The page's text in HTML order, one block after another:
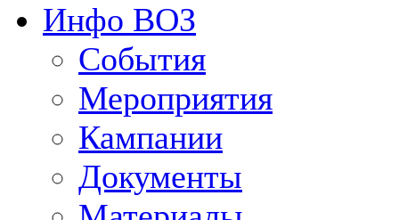
Инфо ВОЗ
События
Мероприятия
Кампании
Документы